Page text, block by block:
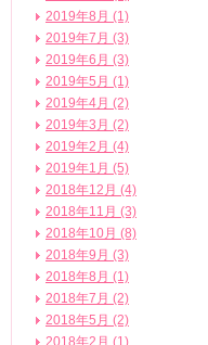
2019年8月 (1)
2019年7月 (3)
2019年6月 (3)
2019年5月 (1)
2019年4月 (2)
2019年3月 (2)
2019年2月 (4)
2019年1月 (5)
2018年12月 (4)
2018年11月 (3)
2018年10月 (8)
2018年9月 (3)
2018年8月 (1)
2018年7月 (2)
2018年5月 (2)
2018年2月 (1)